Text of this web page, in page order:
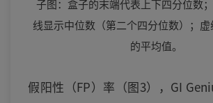
子图：盒子的末端代表上下四分位数
线显示中位数（第二个四分位数）；
的平均值。
假阳性（FP）率（图3），GI